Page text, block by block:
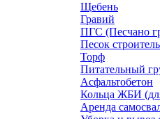
Щебень
Гравий
ПГС (Песчано
Песок
Торф
Питательный
Асфальтобетон
Кольца ЖБИ
Аренда